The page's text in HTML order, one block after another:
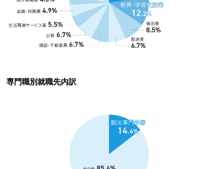
専門職別就職先内訳